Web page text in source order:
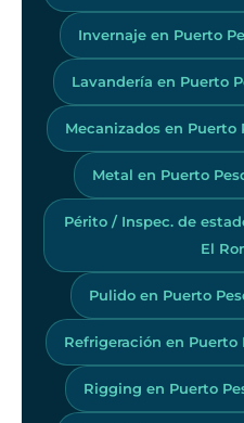
Invernaje en Puerto
Lavandería en Puerto
Mecanizados en Puerto
Metal en Puerto
Périto / Inspec. de
El
Pulido en Puerto
Refrigeración en Puerto
Rigging en Puerto